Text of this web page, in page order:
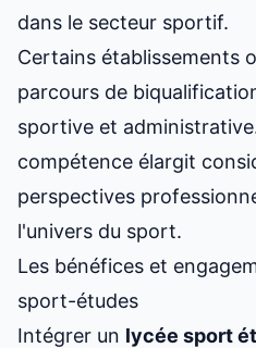
dans le secteur sportif.
Certains établissements
parcours de
sportive et
compétence élargit
perspectives
l'univers du sport.
Les bénéfices et
sport-études
Intégrer un lycée sport